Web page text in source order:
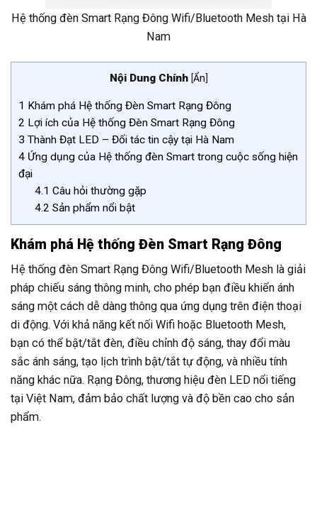
Hệ thống đèn Smart Rạng Đông Wifi/Bluetooth Mesh tại Hà
Nam
Nội Dung Chính [Ẩn]
1 Khám phá Hệ thống Đèn Smart Rạng Đông
2 Lợi ích của Hệ thống Đèn Smart Rạng Đông
3 Thành Đạt LED – Đối tác tin cậy tại Hà Nam
4 Ứng dụng của Hệ thống đèn Smart trong cuộc sống hiện
đại
4.1 Câu hỏi thường gặp
4.2 Sản phẩm nổi bật
Khám phá Hệ thống Đèn Smart Rạng Đông
Hệ thống đèn Smart Rạng Đông Wifi/Bluetooth Mesh là giải
pháp chiếu sáng thông minh, cho phép bạn điều khiển ánh
sáng một cách dễ dàng thông qua ứng dụng trên điện thoại
di động. Với khả năng kết nối Wifi hoặc Bluetooth Mesh,
bạn có thể bật/tắt đèn, điều chỉnh độ sáng, thay đổi màu
sắc ánh sáng, tạo lịch trình bật/tắt tự động, và nhiều tính
năng khác nữa. Rạng Đông, thương hiệu đèn LED nổi tiếng
tại Việt Nam, đảm bảo chất lượng và độ bền cao cho sản
phẩm.